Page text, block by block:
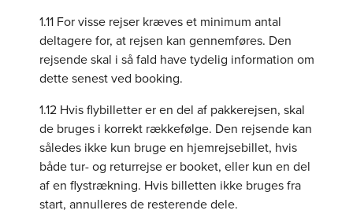
1.11 For visse rejser kræves et minimum antal
deltagere for, at rejsen kan gennemføres. Den
rejsende skal i så fald have tydelig information om
dette senest ved booking.
1.12 Hvis flybilletter er en del af pakkerejsen, skal
de bruges i korrekt rækkefølge. Den rejsende kan
således ikke kun bruge en hjemrejsebillet, hvis
både tur- og returrejse er booket, eller kun en del
af en flystrækning. Hvis billetten ikke bruges fra
start, annulleres de resterende dele.